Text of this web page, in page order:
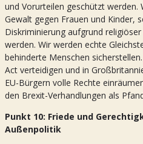
und Vorurteilen geschützt werden.
Gewalt gegen Frauen und Kinder,
Diskriminierung aufgrund
werden. Wir werden echte
behinderte Menschen
Act verteidigen und in
EU-Bürgern volle Rechte
den Brexit-Verhandlungen als
Punkt 10: Friede und
Außenpolitik